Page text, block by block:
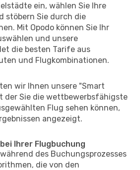
ein, wählen Sie Ihre
stöbern Sie durch die
Mit Opodo können Sie Ihr
und unsere
die besten Tarife aus
und Flugkombinationen.
wir Ihnen unsere "Smart
der Sie die wettbewerbsfähigste
Flug sehen können,
angezeigt.
Ihrer Flugbuchung
des Buchungsprozesses
die von den